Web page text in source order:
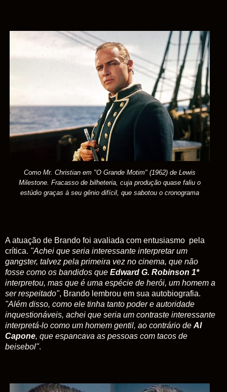
Como Mr. Christian em "O Grande Motim" (1962) de Lewis
Milestone. Fracasso de bilheteria, cuja produção quase faliu o
estúdio graças à seu gênio difícil, que sabotou o cronograma
A atuação de Brando foi avaliada com entusiasmo pela
crítica. "Achei que seria interessante interpretar um
gangster, talvez pela primeira vez no cinema, que não
fosse como os bandidos que Edward G. Robinson 1*
interpretou, mas que é uma espécie de herói, um homem a
ser respeitado", Brando lembrou em sua autobiografia.
"Além disso, como ele tinha tanto poder e autoridade
inquestionáveis, achei que seria um contraste interessante
interpretá-lo como um homem gentil, ao contrário de Al
Capone, que espancava as pessoas com tacos de
beisebol".